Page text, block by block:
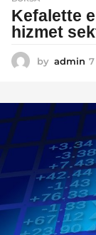
Kefalette
hizmet
by admin